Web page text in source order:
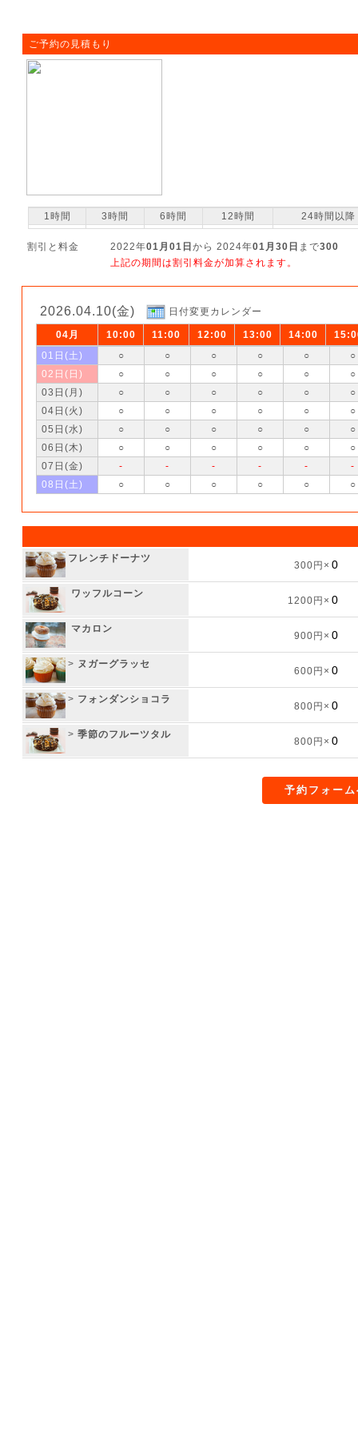
ご予約の見積もり
1時間 3時間 6時間 12時間 24時間以降
割引と料金 2022年01月01日 から 2024年01月30日 まで300
上記の期間は割引料金が加算されます。
2026.04.10(金) 日付変更カレンダー
04月 10:00 11:00 12:00 13:00 14:00
01日(土)
○ ○ ○ ○ ○
○
02日(日)
○ ○ ○ ○ ○
○
03日(月)
○ ○ ○ ○ ○
○
04日(火)
○ ○ ○ ○ ○
○
05日(水)
○ ○ ○ ○ ○
○
06日(木)
○ ○ ○ ○ ○
○
07日(金)
- - - - -
-
08日(土)
○ ○ ○ ○ ○ ○
フレンチドーナツ
300円×
ワッフルコーン
1200円×
マカロン
900円×
> ヌガーグラッセ
600円×
> フォンダンショコラ
800円×
> 季節のフルーツタル
800円×